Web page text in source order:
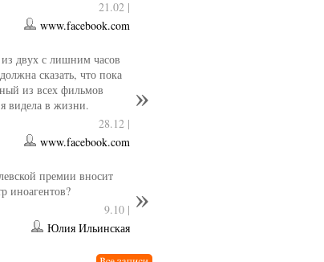
21.02 |
www.facebook.com
двух с лишним часов
сказать, что пока
из всех фильмов
видела в жизни.
28.12 |
www.facebook.com
премии вносит
иноагентов?
9.10 |
Юлия Ильинская